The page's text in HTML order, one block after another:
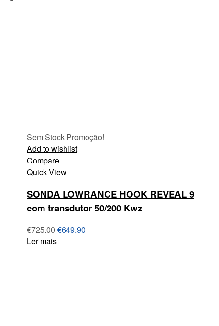
Sem Stock Promoção!
Add to wishlist
Compare
Quick View
SONDA LOWRANCE HOOK REVEAL 9
com transdutor 50/200 Kwz
€725.00€649.90
Ler mais